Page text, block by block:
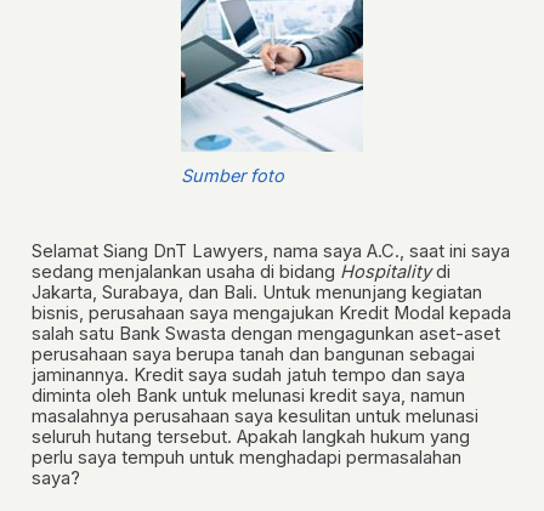
Sumber foto
Selamat Siang DnT Lawyers, nama saya A.C., saat ini saya
sedang menjalankan usaha di bidang Hospitalitydi
Jakarta, Surabaya, dan Bali. Untuk menunjang kegiatan
bisnis, perusahaan saya mengajukan Kredit Modal kepada
salah satu Bank Swasta dengan mengagunkan aset-aset
perusahaan saya berupa tanah dan bangunan sebagai
jaminannya. Kredit saya sudah jatuh tempo dan saya
diminta oleh Bank untuk melunasi kredit saya, namun
masalahnya perusahaan saya kesulitan untuk melunasi
seluruh hutang tersebut. Apakah langkah hukum yang
perlu saya tempuh untuk menghadapi permasalahan
saya?